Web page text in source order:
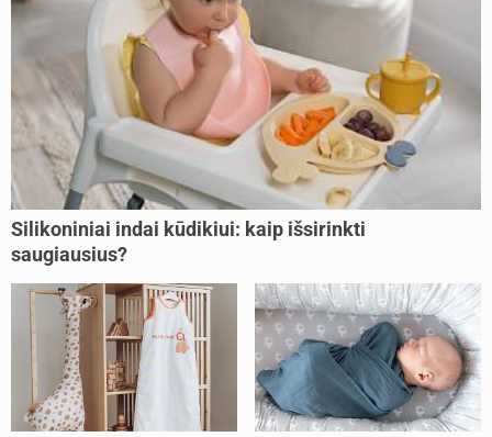
Silikoniniai indai kūdikiui: kaip išsirinkti
saugiausius?